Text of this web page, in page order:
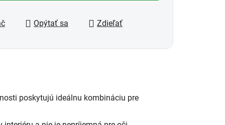
Opýtať sa Zdieľať
poskytujú ideálnu kombináciu pre